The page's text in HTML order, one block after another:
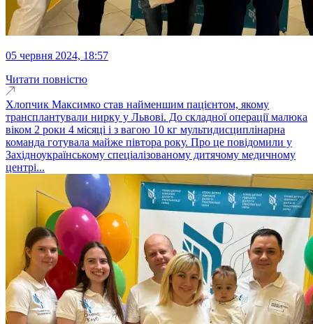
05 червня 2024, 18:57
Читати повністю
Хлопчик Максимко став найменшим пацієнтом, якому
трансплантували нирку у Львові. До складної операції малюка
віком 2 роки 4 місяці і з вагою 10 кг мультидисциплінарна
команда готувала майже півтора року. Про це повідомили у
Західноукраїнському спеціалізованому дитячому медичному
центрі...